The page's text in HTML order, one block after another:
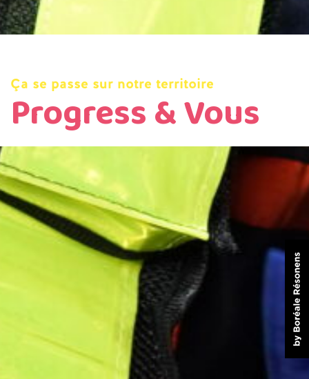
Ça se passe sur notre territoire
Progress & Vous